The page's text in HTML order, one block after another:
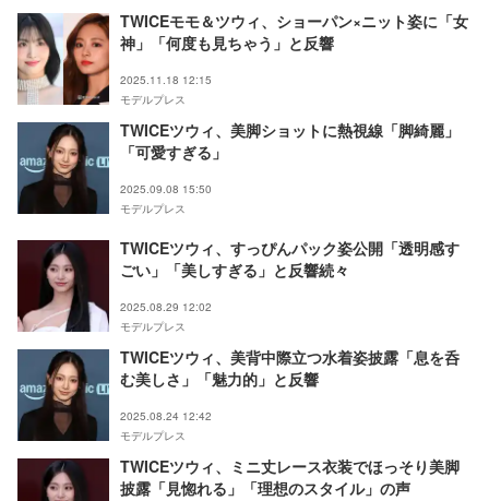
TWICEモモ＆ツウィ、ショーパン×ニット姿に「女
神」「何度も見ちゃう」と反響
2025.11.18 12:15
モデルプレス
TWICEツウィ、美脚ショットに熱視線「脚綺麗」
「可愛すぎる」
2025.09.08 15:50
モデルプレス
TWICEツウィ、すっぴんパック姿公開「透明感す
ごい」「美しすぎる」と反響続々
2025.08.29 12:02
モデルプレス
TWICEツウィ、美背中際立つ水着姿披露「息を呑
む美しさ」「魅力的」と反響
2025.08.24 12:42
モデルプレス
TWICEツウィ、ミニ丈レース衣装でほっそり美脚
披露「見惚れる」「理想のスタイル」の声